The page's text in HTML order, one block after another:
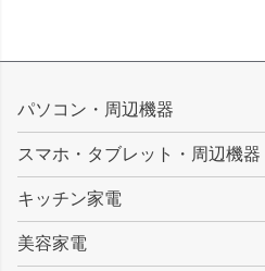
パソコン・周辺機器
スマホ・タブレット・周辺機器
キッチン家電
美容家電